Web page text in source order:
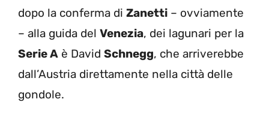
dopo la conferma di Zanetti – ovviamente
– alla guida del Venezia, dei lagunari per la
Serie A è David Schnegg, che arriverebbe
dall’Austria direttamente nella città delle
gondole.